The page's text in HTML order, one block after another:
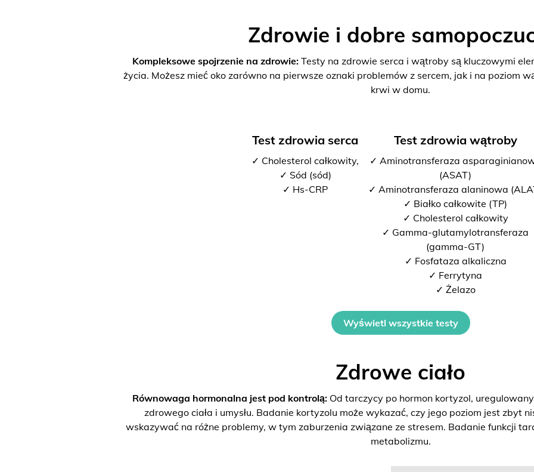
Zdrowie i dobre
Kompleksowe spojrzenie na zdrowie: Testy na zdrowie serca i wątroby są kluczowymi
życia. Możesz mieć oko zarówno na pierwsze oznaki problemów z sercem, jak i na poziom
krwi w domu.
Test zdrowia serca
✓ Cholesterol całkowity,
✓ Sód (sód)
✓ Hs-CRP
Test zdrowia wątroby
✓ Aminotransferaza
(ASAT)
✓ Aminotransferaza alaninowa
✓ Białko całkowite (TP)
✓ Cholesterol całkowity
✓ Gamma-glutamylotransferaza
(gamma-GT)
✓ Fosfataza alkaliczna
✓ Ferrytyna
✓ Żelazo
Wyświetl wszystkie testy
Zdrowe ciało
Równowaga hormonalna jest pod kontrolą:Od tarczycy po hormon kortyzol,
zdrowego ciała i umysłu. Badanie kortyzolu może wykazać, czy jego poziom jest zbyt
wskazywać na różne problemy, w tym zaburzenia związane ze stresem. Badanie funkcji
metabolizmu.